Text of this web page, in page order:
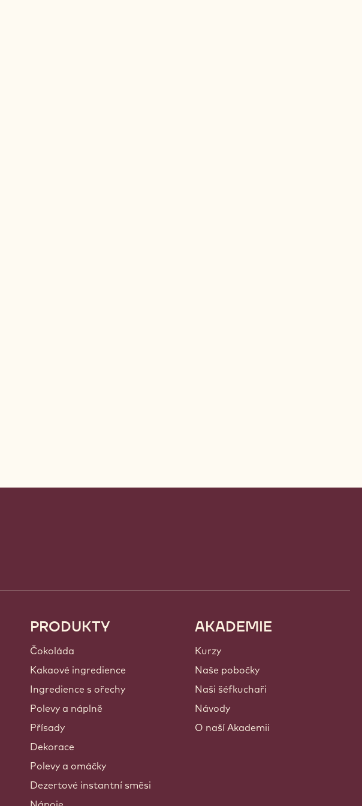
PRODUKTY
Čokoláda
Kakaové ingredience
Ingredience s ořechy
Polevy a náplně
Přísady
Dekorace
Polevy a omáčky
Dezertové instantní směsi
AKADEMIE
Kurzy
Naše pobočky
Naši šéfkuchaři
Návody
O naší Akademii